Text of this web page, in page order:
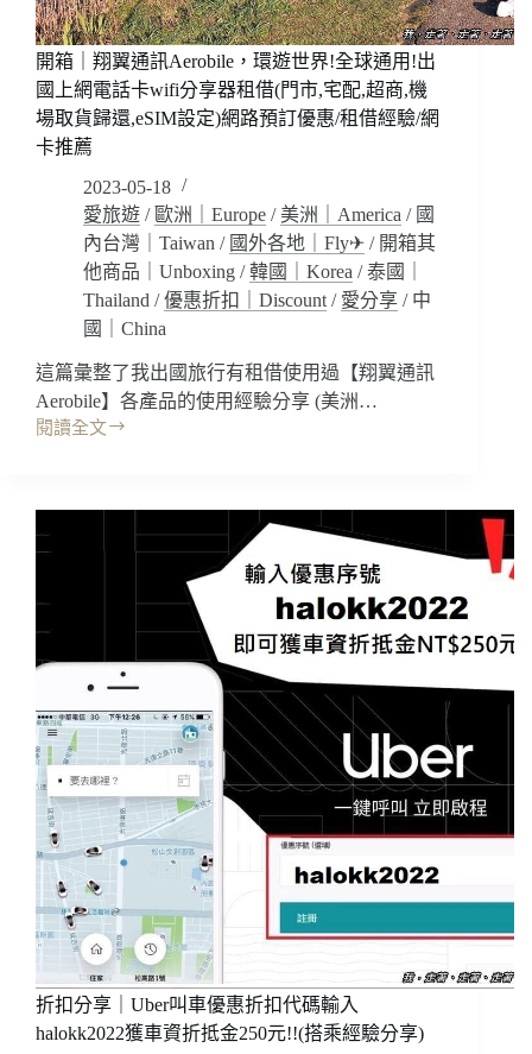
一
樣
的
自
己。」
你
跟
旅
遊?
旅
行
什
麼?
完
這
篇
就
可
以
出
了!!
開箱｜翔翼通訊Aerobile，環遊世界!全球通用!出
國上網電話卡wifi分享器租借(門市,宅配,超商,機
場取貨歸還,eSIM設定)網路預訂優惠/租借經驗/網
卡推薦
2023-05-18
愛旅遊 / 歐洲｜Europe / 美洲｜America / 國
內台灣｜Taiwan / 國外各地｜Fly✈ / 開箱其
他商品｜Unboxing /韓國｜Korea /泰國｜
Thailand /優惠折扣｜Discount / 愛分享 / 中
國｜China
這篇彙整了我出國旅行有租借使用過【翔翼通訊
Aerobile】各產品的使用經驗分享 (美洲…
閱讀全文
開
翔
翼
環
遊
界!
全
球
通
用!
出
國
網
電
卡
wifi
分
折扣分享｜Uber叫車優惠折扣代碼輸入
halokk2022獲車資折抵金250元!!(搭乘經驗分享)